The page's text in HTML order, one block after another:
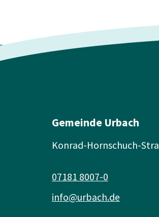
Gemeinde Urbach
Konrad-Hornschuch-
info@urbach.de
07181 8007-0